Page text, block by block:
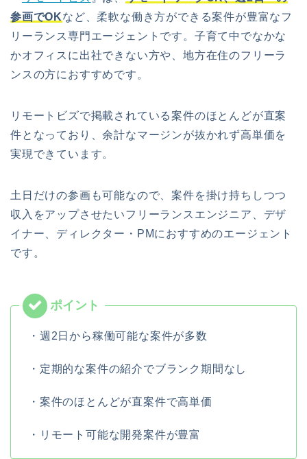
参画でOKなど、柔軟な働き方ができる案件が豊富なフ
リーランス専門エージェントです。子育て中でなかな
かオフィスに出社できない方や、地方在住のフリーラ
ンスの方におすすめです。
リモートビズで掲載されている案件のほとんどが直案
件となっており、余計なマージンが抜かれず高単価を
実現できています。
土日だけの参画も可能なので、案件を掛け持ちしつつ
収入をアップさせたいフリーランスエンジニア、デザ
イナー、ディレクター・PMにおすすめのエージェント
です。
・週2日から稼働可能な案件が多数
・定期的な案件の紹介でブランク期間なし
・案件のほとんどが直案件で高単価
・リモート可能な開発案件が豊富